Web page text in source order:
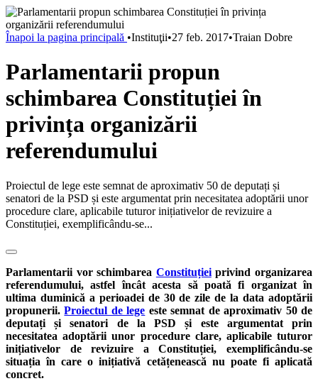
Înapoi la pagina principală •Instituţii•27 feb. 2017•Traian Dobre
Parlamentarii propun
schimbarea Constituției în
privința organizării
referendumului
Proiectul de lege este semnat de aproximativ 50 de deputați și
senatori de la PSD și este argumentat prin necesitatea adoptării unor
procedure clare, aplicabile tuturor inițiativelor de revizuire a
Constituției, exemplificându-se...
Parlamentarii vor schimbarea Constituțieiprivind organizarea
referendumului, astfel încât acesta să poată fi organizat în
ultima duminică a perioadei de 30 de zile de la data adoptării
propunerii.Proiectul de lege este semnat de aproximativ 50 de
deputați și senatori de la PSD și este argumentat prin
necesitatea adoptării unor procedure clare, aplicabile tuturor
inițiativelor de revizuire a Constituției, exemplificându-se
situația în care o inițiativă cetățenească nu poate fi aplicată
concret.